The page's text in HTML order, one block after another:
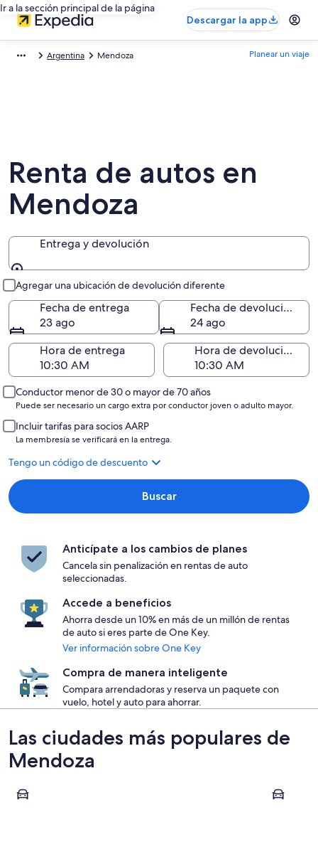
Ir a la sección principal de la página
Descargar la app
Argentina Mendoza Planear un viaje
Renta de autos en
Mendoza
Entrega y devolución
Agregar una ubicación de devolución diferente
Fecha de entrega
23 ago
Fecha de devolución
24 ago
Hora de entrega
Hora de devolución
Conductor menor de 30 o mayor de 70 años
Puede ser necesario un cargo extra por conductor joven o adulto mayor.
Incluir tarifas para socios AARP
La membresía se verificará en la entrega.
Tengo un código de descuento
Buscar
Anticípate a los cambios de planes
Cancela sin penalización en rentas de auto
seleccionadas.
Accede a beneficios
Ahorra desde un 10% en más de un millón de rentas
de auto si eres parte de One Key.
Ver información sobre One Key
Compra de manera inteligente
Compara arrendadoras y reserva un paquete con
vuelo, hotel y auto para ahorrar.
Las ciudades más populares de
Mendoza
Mendoza San Rafael